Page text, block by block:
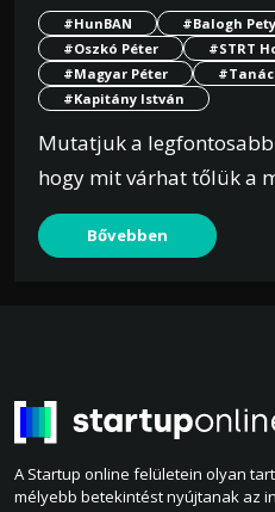
#HunBAN #Balogh
#Oszkó Péter
#STRT
#Magyar Péter
#Kapitány István
Mutatjuk a
hogy mit várhat tőlük a
Bővebben
A Startup online felületein olyan
mélyebb betekintést nyújtanak az